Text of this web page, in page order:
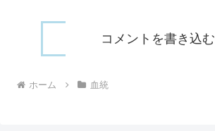
コメントを書き込む
ホーム 血統